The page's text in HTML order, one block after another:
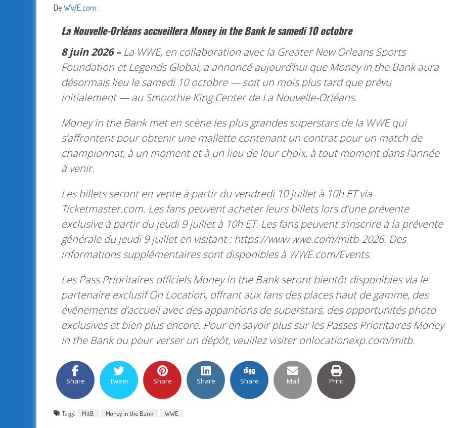
DeWWE.com :
La Nouvelle-Orléans accueillera Money in the Bank le samedi 10 octobre
8 juin 2026 –La WWE, en collaboration avec la Greater New Orleans Sports
Foundation et Legends Global, a annoncé aujourd’hui que Money in the Bank aura
désormais lieu le samedi 10 octobre — soit un mois plus tard que prévu
initialement — au Smoothie King Center de La Nouvelle-Orléans.
Money in the Bank met en scène les plus grandes superstars de la WWE qui
s’affrontent pour obtenir une mallette contenant un contrat pour un match de
championnat, à un moment et à un lieu de leur choix, à tout moment dans l’année
à venir.
Les billets seront en vente à partir du vendredi 10 juillet à 10h ET via
Ticketmaster.com. Les fans peuvent acheter leurs billets lors d’une prévente
exclusive à partir du jeudi 9 juillet à 10h ET. Les fans peuvent s’inscrire à la prévente
générale du jeudi 9 juillet en visitant : https://www.wwe.com/mitb-2026. Des
informations supplémentaires sont disponibles à WWE.com/Events.
Les Pass Prioritaires officiels Money in the Bank seront bientôt disponibles via le
partenaire exclusif On Location, offrant aux fans des places haut de gamme, des
événements d’accueil avec des apparitions de superstars, des opportunités photo
exclusives et bien plus encore. Pour en savoir plus sur les Passes Prioritaires Money
in the Bank ou pour verser un dépôt, veuillez visiter onlocationexp.com/mitb.
Share Tweet Share Share Share Mail Print
Taggé MitB Money in the Bank WWE